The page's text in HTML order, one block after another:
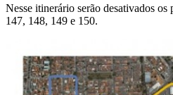
Nesse itinerário serão desativados
147, 148, 149 e 150.